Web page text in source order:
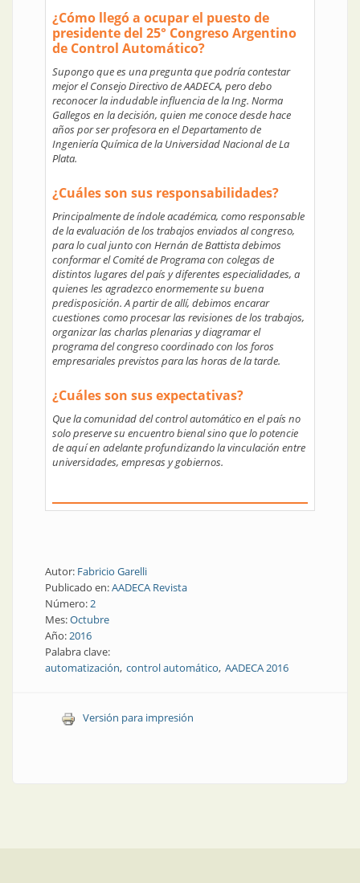
¿Cómo llegó a ocupar el puesto de
presidente del 25° Congreso Argentino
de Control Automático?
Supongo que es una pregunta que podría contestar
mejor el Consejo Directivo de AADECA, pero debo
reconocer la indudable influencia de la Ing. Norma
Gallegos en la decisión, quien me conoce desde hace
años por ser profesora en el Departamento de
Ingeniería Química de la Universidad Nacional de La
Plata.
¿Cuáles son sus responsabilidades?
Principalmente de índole académica, como responsable
de la evaluación de los trabajos enviados al congreso,
para lo cual junto con Hernán de Battista debimos
conformar el Comité de Programa con colegas de
distintos lugares del país y diferentes especialidades, a
quienes les agradezco enormemente su buena
predisposición. A partir de allí, debimos encarar
cuestiones como procesar las revisiones de los trabajos,
organizar las charlas plenarias y diagramar el
programa del congreso coordinado con los foros
empresariales previstos para las horas de la tarde.
¿Cuáles son sus expectativas?
Que la comunidad del control automático en el país no
solo preserve su encuentro bienal sino que lo potencie
de aquí en adelante profundizando la vinculación entre
universidades, empresas y gobiernos.
Autor: Fabricio Garelli
Publicado en:AADECA Revista
Número:2
Mes:Octubre
Año:2016
Palabra clave:
automatización control automático AADECA 2016
Versión para impresión